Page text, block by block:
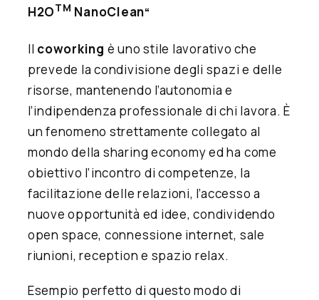
H2OTM NanoClean“
Il coworking è uno stile lavorativo che
prevede la condivisione degli spazi e delle
risorse, mantenendo l’autonomia e
l’indipendenza professionale di chi lavora. È
un fenomeno strettamente collegato al
mondo della sharing economy ed ha come
obiettivo l’incontro di competenze, la
facilitazione delle relazioni, l’accesso a
nuove opportunità ed idee, condividendo
open space, connessione internet, sale
riunioni, reception e spazio relax.
Esempio perfetto di questo modo di